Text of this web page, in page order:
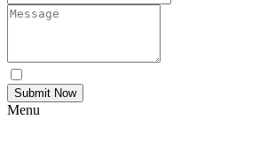
Submit Now
Menu